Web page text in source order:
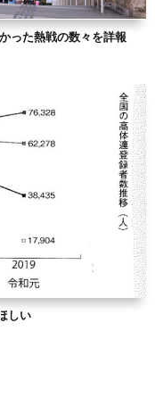
った熱戦の数々を詳報
しい